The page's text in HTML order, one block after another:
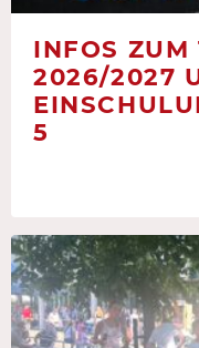
INFOS ZUM
2026/2027
5